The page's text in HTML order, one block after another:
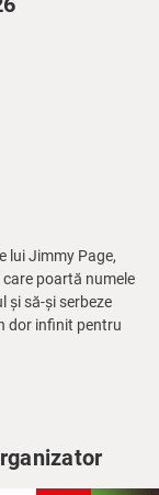
lui Jimmy Page,
poartă numele
și să-și serbeze
dor infinit pentru
ei cel mai bun
și lumea părea